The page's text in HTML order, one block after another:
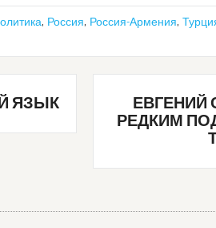
, Россия, Россия-Армения,
ЯЗЫК
ЕВГЕНИЙ
РЕДКИМ